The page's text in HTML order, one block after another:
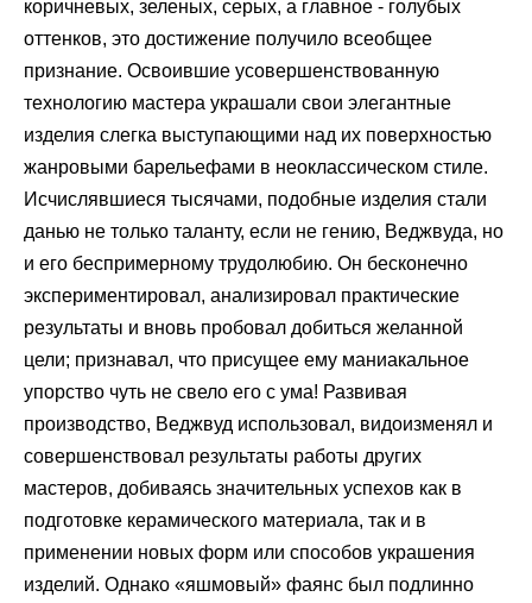
коричневых, зеленых, серых, а главное - голубых
оттенков, это достижение получило всеобщее
признание. Освоившие усовершенствованную
технологию мастера украшали свои элегантные
изделия слегка выступающими над их поверхностью
жанровыми барельефами в неоклассическом стиле.
Исчислявшиеся тысячами, подобные изделия стали
данью не только таланту, если не гению, Веджвуда, но
и его беспримерному трудолюбию. Он бесконечно
экспериментировал, анализировал практические
результаты и вновь пробовал добиться желанной
цели; признавал, что присущее ему маниакальное
упорство чуть не свело его с ума! Развивая
производство, Веджвуд использовал, видоизменял и
совершенствовал результаты работы других
мастеров, добиваясь значительных успехов как в
подготовке керамического материала, так и в
применении новых форм или способов украшения
изделий. Однако «яшмовый» фаянс был подлинно